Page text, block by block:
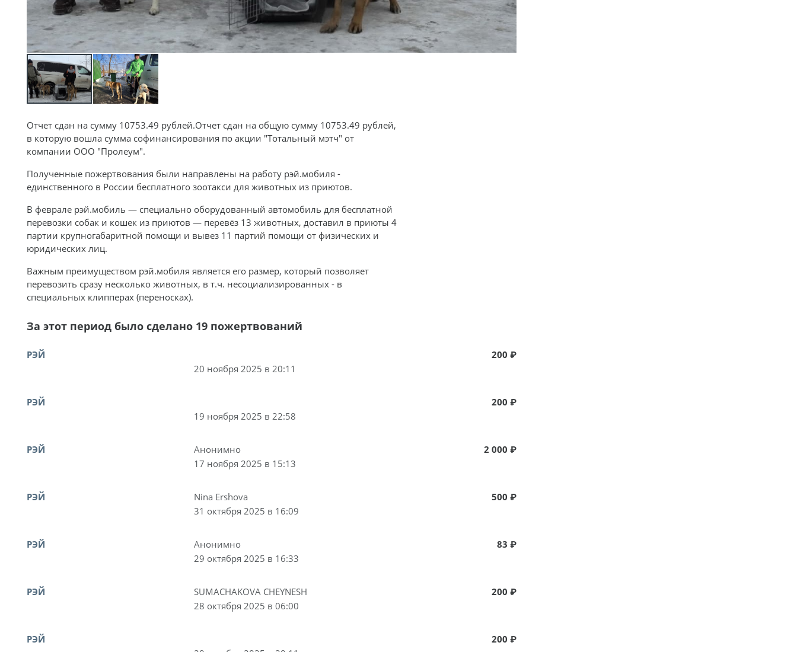
Отчет сдан на сумму 10753.49 рублей.Отчет сдан на общую сумму 10753.49 рублей,
в которую вошла сумма софинансирования по акции "Тотальный мэтч" от
компании ООО "Пролеум".
Полученные пожертвования были направлены на работу рэй.мобиля -
единственного в России бесплатного зоотакси для животных из приютов.
В феврале рэй.мобиль — специально оборудованный автомобиль для бесплатной
перевозки собак и кошек из приютов — перевёз 13 животных, доставил в приюты 4
партии крупногабаритной помощи и вывез 11 партий помощи от физических и
юридических лиц.
Важным преимуществом рэй.мобиля является его размер, который позволяет
перевозить сразу несколько животных, в т.ч. несоциализированных - в
специальных клипперах (переносках).
За этот период было сделано 19 пожертвований
РЭЙ
20 ноября 2025 в 20:11
200 ₽
РЭЙ
19 ноября 2025 в 22:58
200 ₽
РЭЙ
Анонимно
17 ноября 2025 в 15:13
2 000 ₽
РЭЙ
Nina Ershova
31 октября 2025 в 16:09
500 ₽
РЭЙ
Анонимно
29 октября 2025 в 16:33
83 ₽
РЭЙ
SUMACHAKOVA CHEYNESH
28 октября 2025 в 06:00
200 ₽
РЭЙ
200 ₽